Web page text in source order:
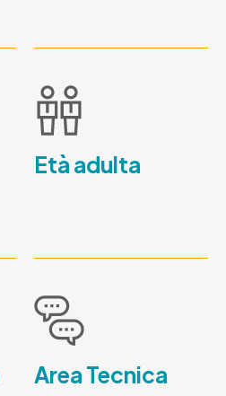
Età adulta
Area Tecnica